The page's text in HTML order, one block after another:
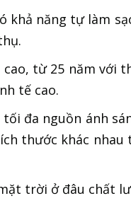
khả năng tự làm
từ 25 năm với
tế cao.
đa nguồn ánh
thước khác
trời ở đâu chất